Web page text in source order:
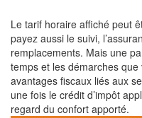
Le tarif horaire affiché peut
payez aussi le suivi,
remplacements. Mais une
temps et les démarches que
avantages fiscaux liés aux
une fois le crédit d’impôt
regard du confort apporté.